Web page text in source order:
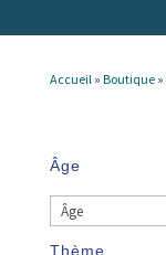
Accueil» Boutique»
Âge
Thème